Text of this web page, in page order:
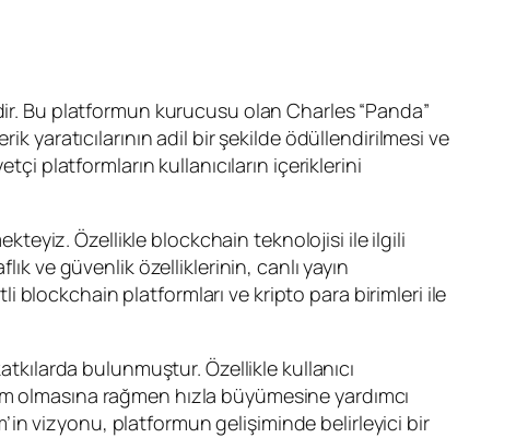
Bu platformun kurucusu olan Charles “Panda”
yaratıcılarının adil bir şekilde ödüllendirilmesi ve
platformların kullanıcıların içeriklerini
Özellikle blockchain teknolojisi ile ilgili
ve güvenlik özelliklerinin, canlı yayın
blockchain platformları ve kripto para birimleri ile
bulunmuştur. Özellikle kullanıcı
rağmen hızla büyümesine yardımcı
vizyonu, platformun gelişiminde belirleyici bir